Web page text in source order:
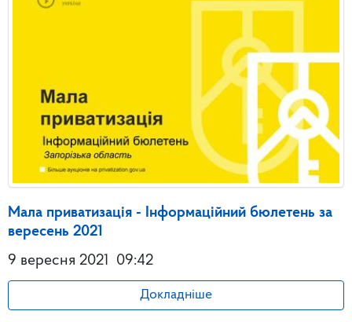
Мала приватизація - Інформаційний бюлетень за
вересень 2021
9 вересня 2021 09:42
Докладніше